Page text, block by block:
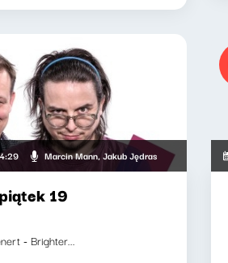
Marcin Mann, Jakub Jędras
19
- Brighter...